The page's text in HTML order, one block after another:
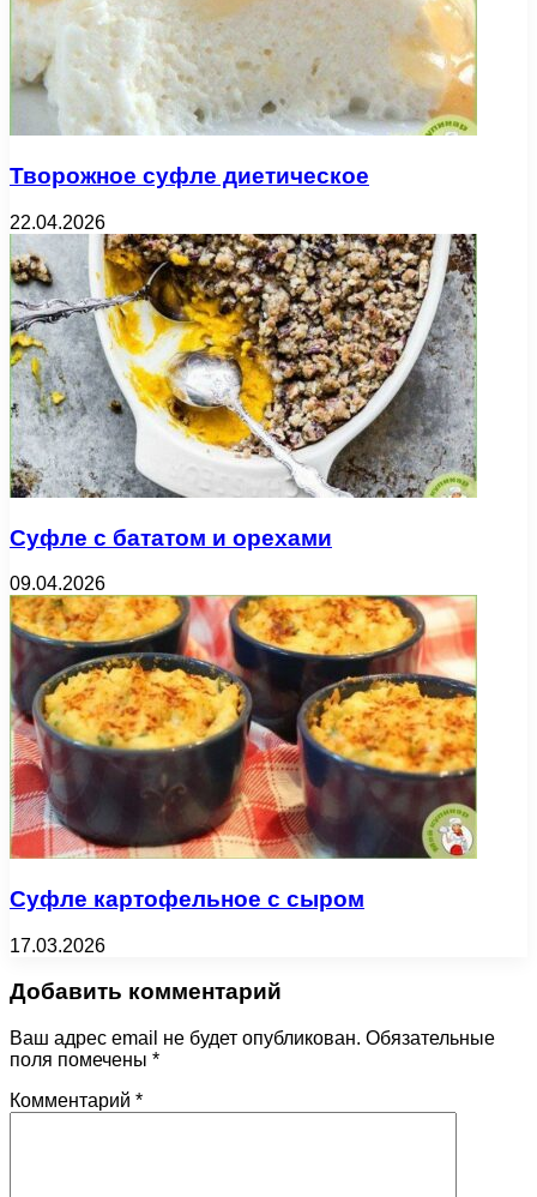
Творожное суфле диетическое
22.04.2026
Суфле с бататом и орехами
09.04.2026
Суфле картофельное с сыром
17.03.2026
Добавить комментарий
Ваш адрес email не будет опубликован. Обязательные
поля помечены *
Комментарий *